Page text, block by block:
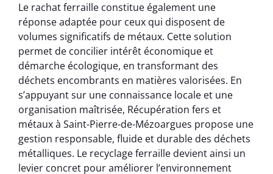
Le rachat ferraille constitue également une
réponse adaptée pour ceux qui disposent de
volumes significatifs de métaux. Cette solution
permet de concilier intérêt économique et
démarche écologique, en transformant des
déchets encombrants en matières valorisées. En
s’appuyant sur une connaissance locale et une
organisation maîtrisée, Récupération fers et
métaux à Saint-Pierre-de-Mézoargues propose une
gestion responsable, fluide et durable des déchets
métalliques. Le recyclage ferraille devient ainsi un
levier concret pour améliorer l’environnement